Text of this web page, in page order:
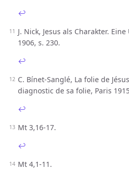
↩︎
J. Nick, Jesus als Charakter.
1906, s. 230.
↩︎
C. Bínet-Sanglé, La folie de
diagnostic de sa folie, Paris
↩︎
Mt 3,16-17.
↩︎
Mt 4,1-11.